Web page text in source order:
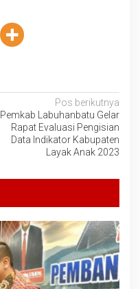
Pos berikutnya
Pemkab Labuhanbatu Gelar
Rapat Evaluasi Pengisian
Data Indikator Kabupaten
Layak Anak 2023